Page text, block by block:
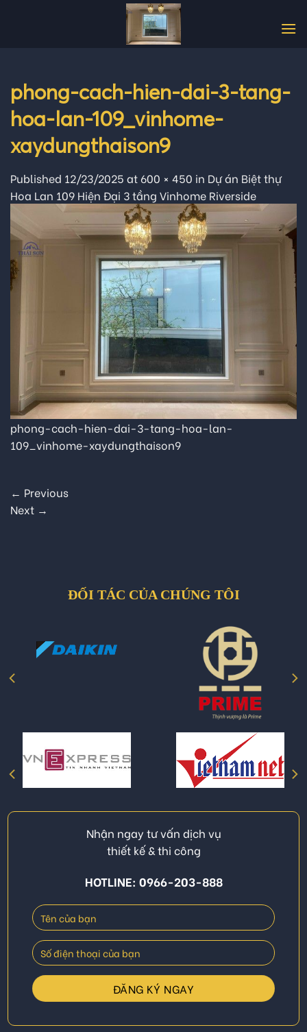
phong-cach-hien-dai-3-tang-
hoa-lan-109_vinhome-
xaydungthaison9
Published 12/23/2025 at 600 × 450 in Dự án Biệt thự
Hoa Lan 109 Hiện Đại 3 tầng Vinhome Riverside
phong-cach-hien-dai-3-tang-hoa-lan-
109_vinhome-xaydungthaison9
← Previous
Next →
ĐỐI TÁC CỦA CHÚNG TÔI
Nhận ngay tư vấn dịch vụ
thiết kế & thi công
HOTLINE: 0966-203-888